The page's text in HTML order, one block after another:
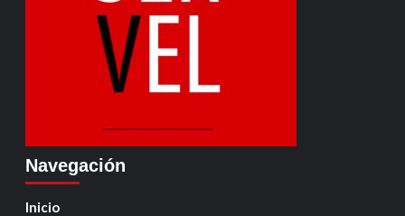
Navegación
Inicio